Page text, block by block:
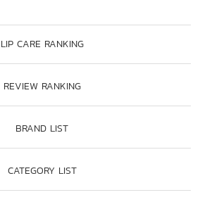
LIP CARE RANKING
REVIEW RANKING
BRAND LIST
CATEGORY LIST